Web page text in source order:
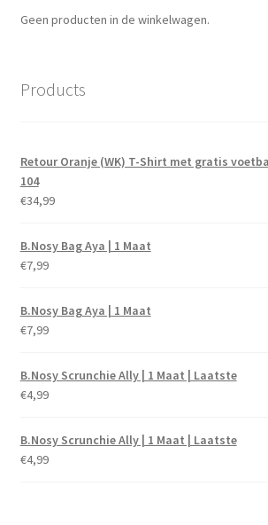
Geen producten in de winkelwagen.
Products
Retour Oranje (WK) T-Shirt met gratis
104
€34,99
B.Nosy Bag Aya | 1 Maat
€7,99
B.Nosy Bag Aya | 1 Maat
€7,99
B.Nosy Scrunchie Ally | 1 Maat | Laatste
€4,99
B.Nosy Scrunchie Ally | 1 Maat | Laatste
€4,99